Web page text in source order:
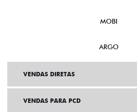
MOBI
ARGO
VENDAS DIRETAS
VENDAS PARA PCD